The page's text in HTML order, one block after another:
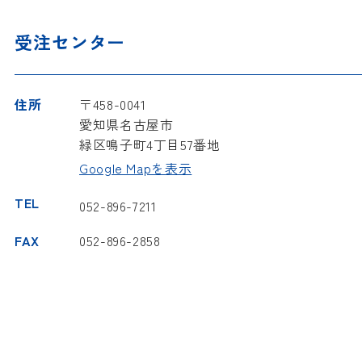
受注センター
住所
〒458-0041
愛知県名古屋市
緑区鳴子町4丁目57番地
Google Mapを表示
TEL
052-896-7211
FAX
052-896-2858